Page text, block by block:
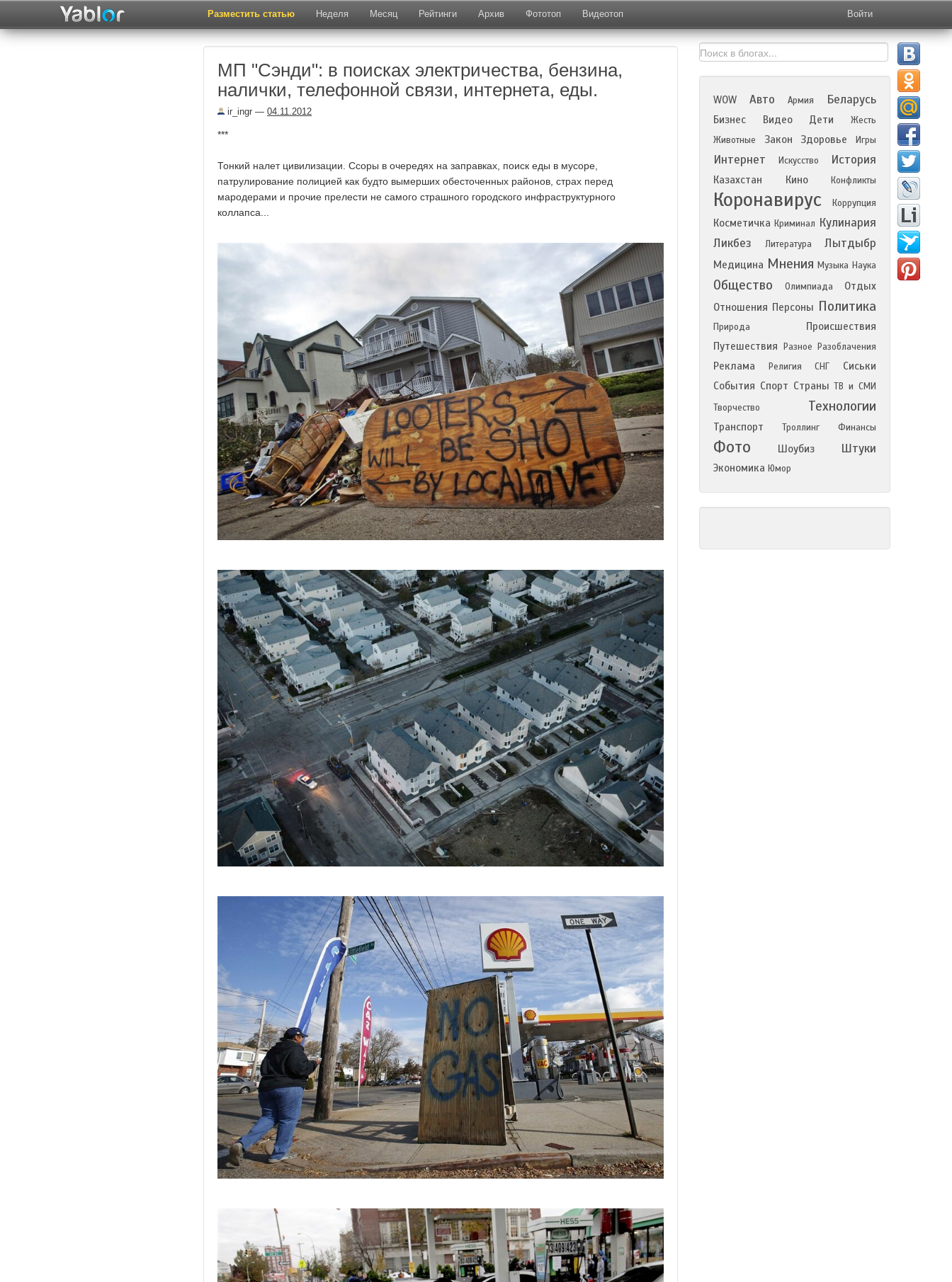
Разместить статью Неделя Месяц Рейтинги Архив Фототоп Видеотоп Войти
МП "Сэнди": в поисках электричества, бензина,
налички, телефонной связи, интернета, еды.
ir_ingr — 04.11.2012
***
Тонкий налет цивилизации. Ссоры в очередях на заправках, поиск еды в мусоре,
патрулирование полицией как будто вымерших обесточенных районов, страх перед
мародерами и прочие прелести не самого страшного городского инфраструктурного
коллапса...
WOW Авто Армия Беларусь
Бизнес Видео Дети
Жесть
Животные
Закон Здоровье Игры
Интернет Искусство История
Казахстан Кино Конфликты
Коронавирус Коррупция
Косметичка Криминал Кулинария
Ликбез
Литература Лытдыбр
Медицина Мнения Музыка Наука
Общество Олимпиада
Отдых
Отношения Персоны Политика
Природа
Происшествия
Путешествия
Разное Разоблачения
Реклама Религия СНГ
Сиськи
События Спорт Страны ТВ и СМИ
Творчество
Технологии
Транспорт Троллинг Финансы
Фото Шоубиз Штуки
Экономика Юмор